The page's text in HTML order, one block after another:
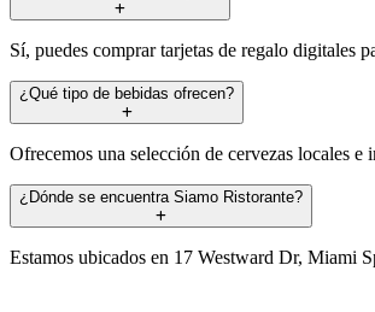
Sí, puedes comprar tarjetas de regalo digitales
¿Qué tipo de bebidas ofrecen?
Ofrecemos una selección de cervezas locales
¿Dónde se encuentra Siamo Ristorante?
Estamos ubicados en 17 Westward Dr, Miami